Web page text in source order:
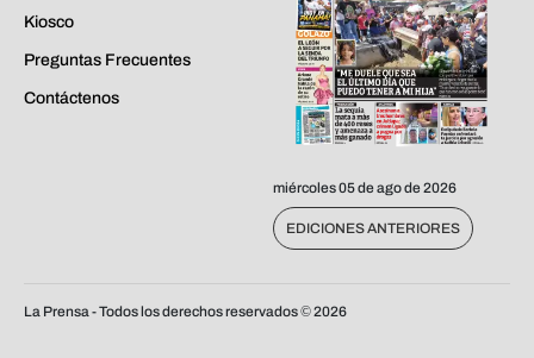
Kiosco
Preguntas Frecuentes
Contáctenos
miércoles 05 de ago de 2026
EDICIONES ANTERIORES
La Prensa - Todos los derechos reservados ©2026